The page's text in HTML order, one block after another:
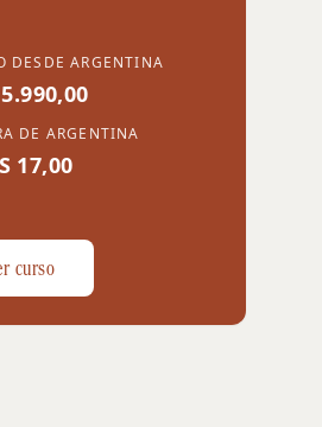
DESDE ARGENTINA
DE ARGENTINA
17,00
curso